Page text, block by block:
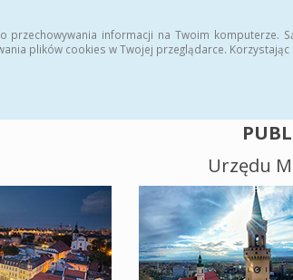
informacji na Twoim komputerze.
plików cookies w Twojej przeglądarce.
Urzędu